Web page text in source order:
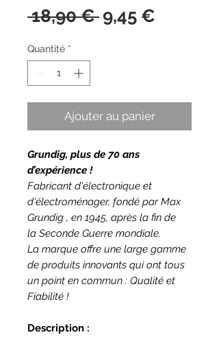
18,90 € Prix
9,45 €
Quantité *
Ajouter au panier
Grundig, plus de 70 ans
d’expérience !
Fabricant d'électronique et
d'électroménager, fondé par Max
Grundig , en 1945, après la fin de
la Seconde Guerre mondiale.
La marque offre une large gamme
de produits innovants qui ont tous
un point en commun : Qualité et
Fiabilité !
Description :